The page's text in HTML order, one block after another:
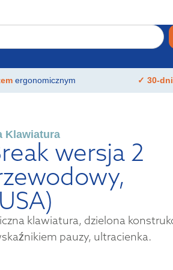
ergonomicznym ✓ 30-dni
Klawiatura
wersja 2
klawiatura, dzielona
pauzy, ultracienka.